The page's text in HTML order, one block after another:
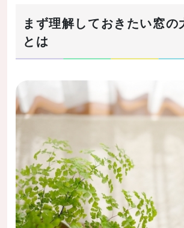
FIX窓
スリット窓
まとめ
記事の内容まとめ
まず理解しておきたい窓の
とは